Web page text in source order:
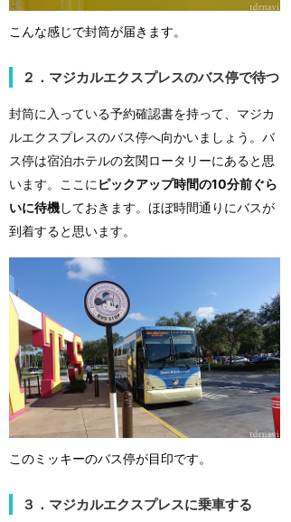
こんな感じで封筒が届きます。
２．マジカルエクスプレスのバス停で待つ
封筒に入っている予約確認書を持って、マジカ
ルエクスプレスのバス停へ向かいましょう。バ
ス停は宿泊ホテルの玄関ロータリーにあると思
います。ここに ピックアップ時間の10分前ぐら
いに待機しておきます。ほぼ時間通りにバスが
到着すると思います。
このミッキーのバス停が目印です。
３．マジカルエクスプレスに乗車する